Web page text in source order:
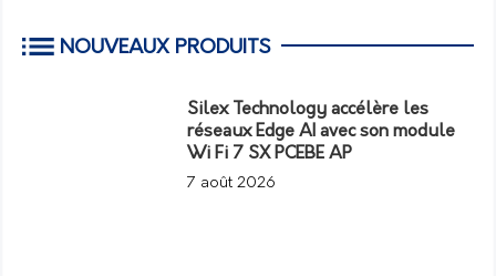
NOUVEAUX PRODUITS
Silex Technology accélère les
réseaux Edge AI avec son module
Wi Fi 7 SX PCEBE AP
7 août 2026